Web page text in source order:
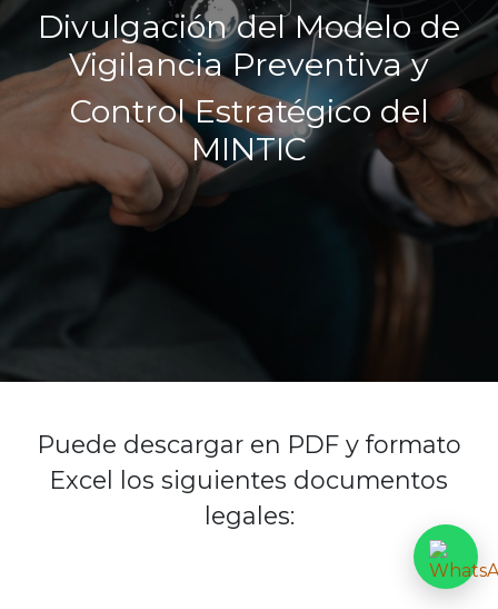
Divulgación del Modelo de
Vigilancia Preventiva y
Control Estratégico del
MINTIC
Puede descargar en PDF y formato
Excel los siguientes documentos
legales: